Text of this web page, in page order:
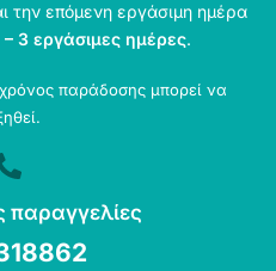
την επόμενη εργάσιμη ημέρα
– 3 εργάσιμες ημέρες.
παράδοσης μπορεί να
παραγγελίες